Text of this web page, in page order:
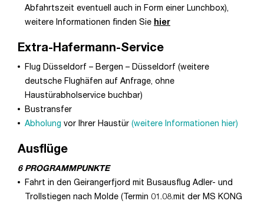
Abfahrtszeit eventuell auch in Form einer Lunchbox),
weitere Informationen finden Sie hier
Extra-Hafermann-Service
Flug Düsseldorf – Bergen – Düsseldorf (weitere
deutsche Flughäfen auf Anfrage, ohne
Haustürabholservice buchbar)
Bustransfer
Abholung vor Ihrer Haustür (weitere Informationen hier)
Ausflüge
6 PROGRAMMPUNKTE
Fahrt in den Geirangerfjord mit Busausflug Adler- und
Trollstiegen nach Molde (Termin 01.08.mit der MS KONG